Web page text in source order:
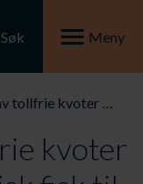
Søk Meny
Betydningen av tollfrie kvoter for eksport av pelagisk fisk til EU
kvoter